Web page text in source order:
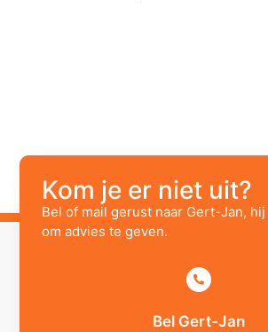
Kom je er niet uit?
Bel of mail gerust naar Gert-Jan,
om advies te geven.
Bel Gert-Jan